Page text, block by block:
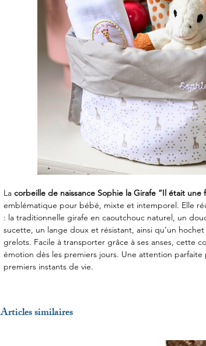
La corbeille de naissance Sophie la Girafe “Il était une
emblématique pour bébé, mixte et intemporel. Elle
: la traditionnelle girafe en caoutchouc naturel, un
sucette, un lange doux et résistant, ainsi qu’un
grelots. Facile à transporter grâce à ses anses, cette
émotion dès les premiers jours. Une attention
premiers instants de vie.
Articles similaires